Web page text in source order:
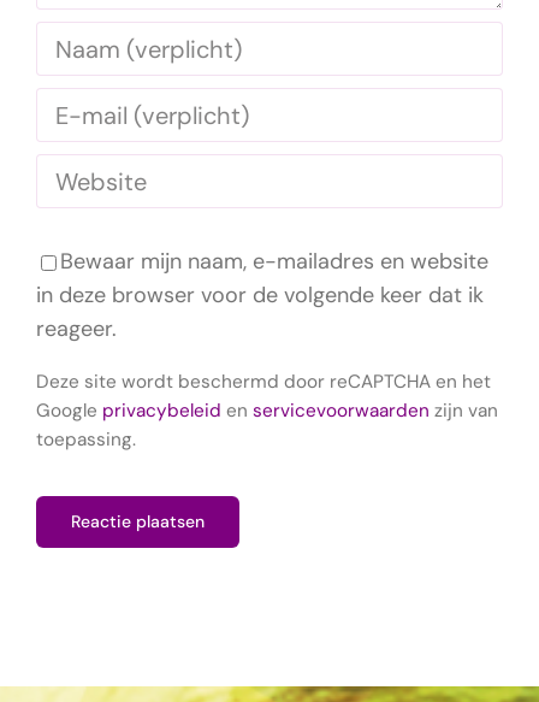
Bewaar mijn naam, e-mailadres en website
in deze browser voor de volgende keer dat ik
reageer.
Deze site wordt beschermd door reCAPTCHA en het
Google privacybeleid en servicevoorwaarden zijn van
toepassing.